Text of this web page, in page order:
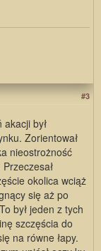
#3
był
Zorientował
nieostrożność
okolica wciąż
się aż po
był jeden z tych
szczęścia do
na równe łapy.